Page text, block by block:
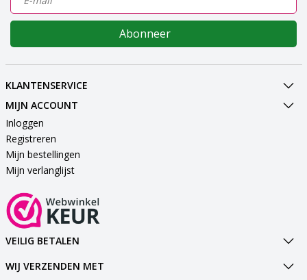
Abonneer
KLANTENSERVICE
MIJN ACCOUNT
Inloggen
Registreren
Mijn bestellingen
Mijn verlanglijst
VEILIG BETALEN
WIJ VERZENDEN MET